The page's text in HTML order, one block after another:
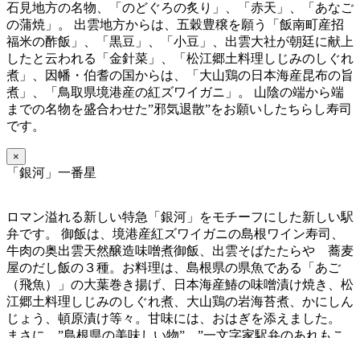
石見地方の名物、「のどぐろの炙り」、「赤天」、「あなご
の蒲焼」。 出雲地方からは、五穀豊穣を願う「飯南町産招
福米の酢飯」、「黒豆」、「小豆」、出雲大社が朝廷に献上
したと云われる「金針菜」、「松江郷土料理しじみのしぐれ
煮」、因幡・伯耆の国からは、「大山鶏の日本海産昆布の旨
煮」、「鳥取県境港産の紅ズワイガニ」。 山陰の端から端
までの名物を盛合わせた”邪気退散”をお願いしたちらし寿司
です。
×
「銀河」一番星
ロマン溢れる新しい特急「銀河」をモチーフにした新しい駅
弁です。 御飯は、境港産紅ズワイガニの島根ワイン寿司、
牛肉の奥出雲天然醸造味噌煮御飯、出雲そばたたらや 蕎麦
屋のだし飯の３種。お料理は、島根県の県魚である「あご
（飛魚）」の大葉巻き揚げ、日本海産鰆の味噌漬け焼き、松
江郷土料理しじみのしぐれ煮、大山鶏の岩海苔煮、かにしん
じょう、頓原漬け等々。甘味には、おはぎを添えました。